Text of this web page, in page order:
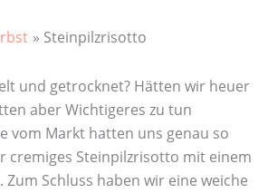
Steinpilzrisotto
und getrocknet? Hätten wir heuer
aber Wichtigeres zu tun
vom Markt hatten uns genau so
cremiges Steinpilzrisotto mit einem
Schluss haben wir eine weiche